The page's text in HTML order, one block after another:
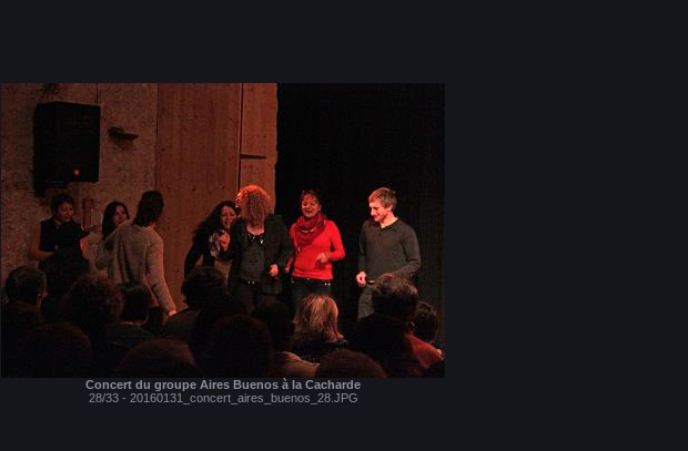
Concert du groupe Aires Buenos à la Cacharde
28/33 - 20160131_concert_aires_buenos_28.JPG